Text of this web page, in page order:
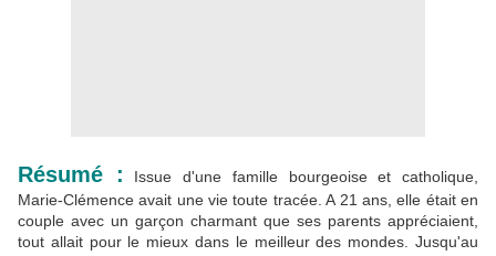
Résumé :
Issue d'une famille bourgeoise et catholique,
Marie-Clémence avait une vie toute tracée. A 21 ans, elle était en
couple avec un garçon charmant que ses parents appréciaient,
tout allait pour le mieux dans le meilleur des mondes. Jusqu'au